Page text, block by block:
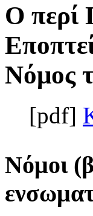
Ο περί
Νόμος
[pdf]
Νόμοι